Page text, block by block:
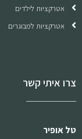
אטרקציות לילדים
אטרקציות למבוגרים
צרו איתי קשר
טל אופיר